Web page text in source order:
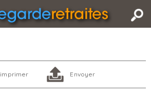
imprimer Envoyer